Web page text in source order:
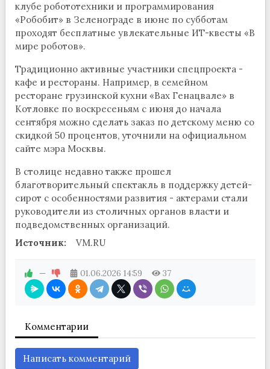
клубе робототехники и программирования
«Робобит» в Зеленограде в июне по субботам
проходят бесплатные увлекательные ИТ-квесты «В
мире роботов».
Традиционно активные участники спецпроекта -
кафе и рестораны. Например, в семейном
ресторане грузинской кухни «Вах Генацвале» в
Котловке по воскресеньям с июня до начала
сентября можно сделать заказ по детскому меню со
скидкой 50 процентов, уточнили на официальном
сайте мэра Москвы.
В столице недавно также прошел
благотворительный спектакль в поддержку детей-
сирот с особенностями развития - актерами стали
руководители из столичных органов власти и
подведомственных организаций.
Источник:
VM.RU
— 01.06.2026 14:59 37
Комментарии
Написать комментарий